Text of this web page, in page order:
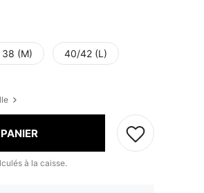
38 (M) 40/42 (L)
à la caisse.